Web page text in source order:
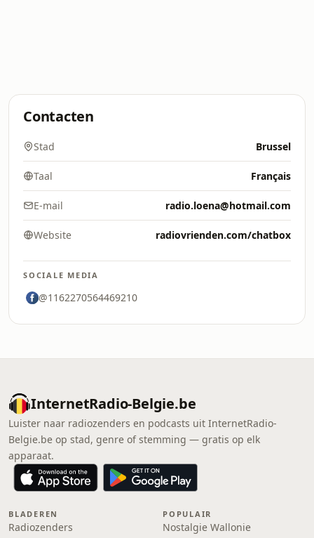
Contacten
Stad Brussel
Taal Français
E-mail radio.loena@hotmail.com
Website radiovrienden.com/chatbox
SOCIALE MEDIA
@1162270564469210
InternetRadio-Belgie.be
Luister naar radiozenders en podcasts uit InternetRadio-
Belgie.be op stad, genre of stemming — gratis op elk
apparaat.
BLADEREN
Radiozenders
POPULAIR
Nostalgie Wallonie